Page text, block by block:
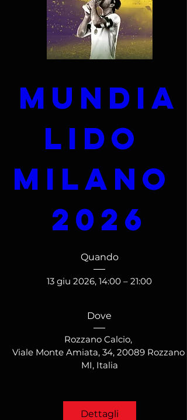
Mundia
lido
Milano
2026
Quando
13 giu 2026, 14:00 – 21:00
Dove
Rozzano Calcio,
Viale Monte Amiata, 34, 20089 Rozzano
MI, Italia
Dettagli